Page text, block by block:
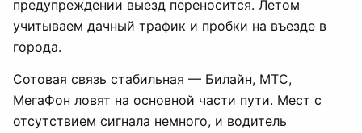
предупреждении выезд переносится. Летом
учитываем дачный трафик и пробки на въезде в
города.
Сотовая связь стабильная — Билайн, МТС,
МегаФон ловят на основной части пути. Мест с
отсутствием сигнала немного, и водитель